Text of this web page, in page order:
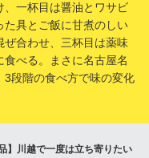
、一杯目は醤油とワサビ
た具とご飯に甘煮のしい
ぜ合わせ、三杯目は薬味
べる。まさに名古屋名
段階の食べ方で味の変化
品】川越で一度は立ち寄りたい